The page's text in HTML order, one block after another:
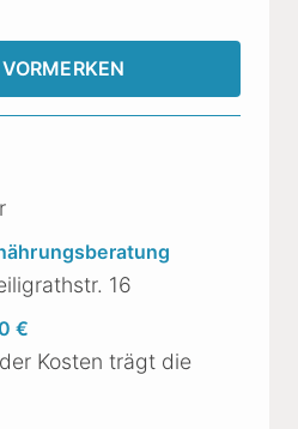
16
€
Kosten trägt die